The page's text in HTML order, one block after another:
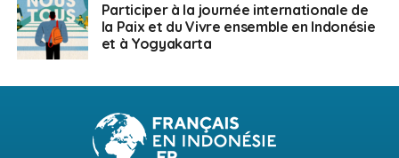
Participer à la journée internationale de
la Paix et du Vivre ensemble en Indonésie
et à Yogyakarta